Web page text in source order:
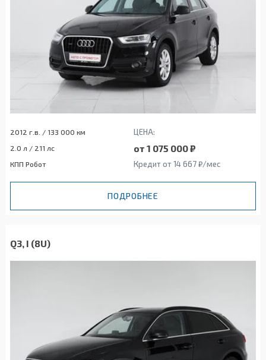
2012 г.в. / 133 000 км ЦЕНА:
2.0 л / 211 лс от 1 075 000 ₽
КПП Робот Кредит от 14 667 ₽/мес
ПОДРОБНЕЕ
Q3, I (8U)